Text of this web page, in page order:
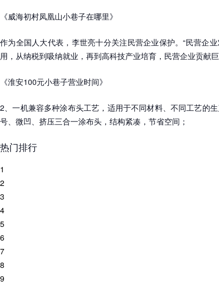
《威海初村凤凰山小巷子在哪里》
作为全国人大代表，李世亮十分关注民营企业保护。“民营企
用，从纳税到吸纳就业，再到高科技产业培育，民营企业贡献
《淮安100元小巷子营业时间》
2、一机兼容多种涂布头工艺，适用于不同材料、不同工艺的
号、微凹、挤压三合一涂布头，结构紧凑，节省空间；
热门排行
1
2
3
4
5
6
7
8
9